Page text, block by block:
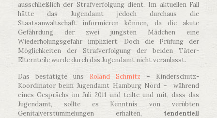
ausschließlich der Strafverfolgung dient. Im aktuellen Fall
hätte das Jugendamt jedoch durchaus die
Staatsanwaltschaft informieren können, da die akute
Gefährdung der zwei jüngsten Mädchen eine
Wiederholungsgefahr impliziert: Doch die Prüfung der
Möglichkeiten der Strafverfolgung der beiden Täter-
Elternteile wurde durch das Jugendamt nicht veranlasst.
Das bestätigte uns Roland Schmitz – Kinderschutz-
Koordinator beim Jugendamt Hamburg Nord – während
eines Gesprächs im Juli 2011 und teilte und mit, dass das
Jugendamt, sollte es Kenntnis von verübten
Genitalverstümmelungen erhalten, tendentiell